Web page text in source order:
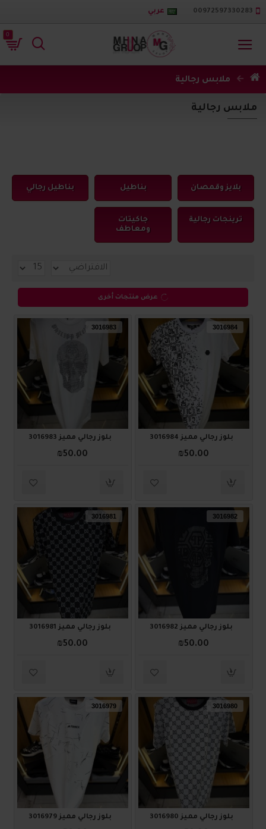
00972597330283 عربي
0
ملابس رجالية
ملابس رجالية
بلايز وقمصان بناطيل بناطيل رجالي
ترينجات رجالية
جاكيتات
ومعاطف
عرض منتجات أخرى
3016984
بلوز رجالي مميز 3016984
₪50.00
3016983
بلوز رجالي مميز 3016983
₪50.00
3016982
بلوز رجالي مميز 3016982
₪50.00
3016981
بلوز رجالي مميز 3016981
₪50.00
3016980
بلوز رجالي مميز 3016980
3016979
بلوز رجالي مميز 3016979